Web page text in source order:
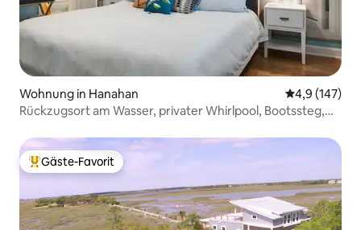
Wohnung in Hanahan
4,9 (147)
Rückzugsort am Wasser, privater Whirlpool, Bootssteg,
Beliebter Gäste-Favorit.
Gäste-Favorit